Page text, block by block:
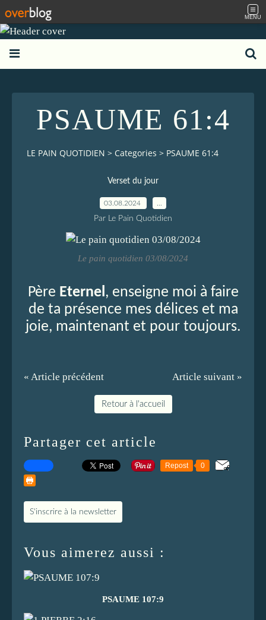
MENU
PSAUME 61:4
LE PAIN QUOTIDIEN > Categories > PSAUME 61:4
Verset du jour
03.08.2024
Par Le Pain Quotidien
Le pain quotidien 03/08/2024
Père Eternel, enseigne moi à faire
de ta présence mes délices et ma
joie, maintenant et pour toujours.
« Article précédent Article suivant »
Retour à l'accueil
Partager cet article
Repost 0
S'inscrire à la newsletter
Vous aimerez aussi :
PSAUME 107:9